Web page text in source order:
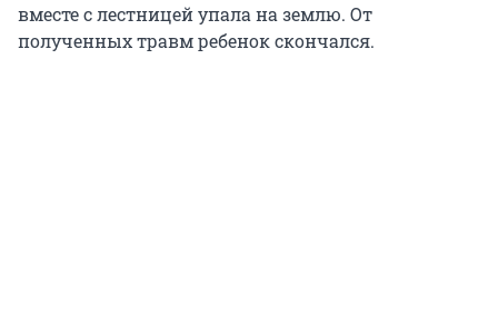
вместе с лестницей упала на землю. От
полученных травм ребенок скончался.